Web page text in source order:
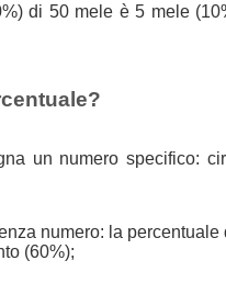
di 50 mele è 5 mele
un numero specifico:
numero: la
(60%);